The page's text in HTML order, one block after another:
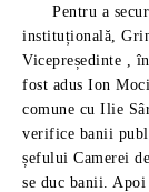
Pentru a
instituțională,
Vicepreședinte ,
fost adus Ion
comune cu Ilie
verifice banii
șefului Camerei
se duc banii.